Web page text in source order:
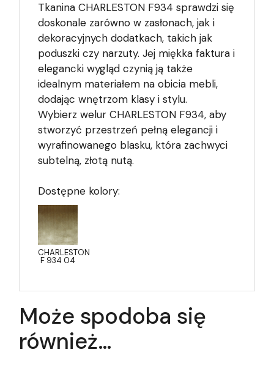
Tkanina CHARLESTON F934 sprawdzi się
doskonale zarówno w zasłonach, jak i
dekoracyjnych dodatkach, takich jak
poduszki czy narzuty. Jej miękka faktura i
elegancki wygląd czynią ją także
idealnym materiałem na obicia mebli,
dodając wnętrzom klasy i stylu.
Wybierz welur CHARLESTON F934, aby
stworzyć przestrzeń pełną elegancji i
wyrafinowanego blasku, która zachwyci
subtelną, złotą nutą.
Dostępne kolory:
CHARLESTON
F 934 04
Może spodoba się
również…